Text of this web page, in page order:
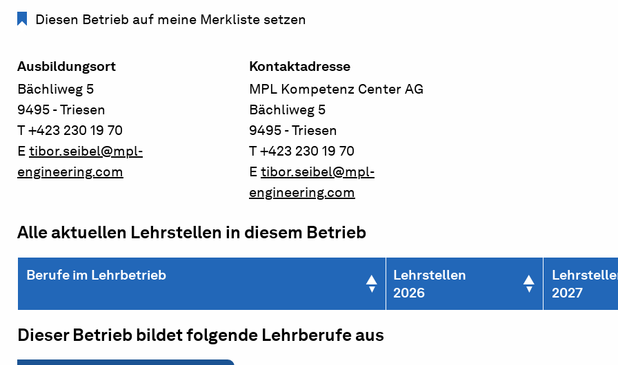
Diesen Betrieb auf meine Merkliste setzen
Ausbildungsort
Bächliweg 5
9495 - Triesen
T +423 230 19 70
E tibor.seibel@mpl-
engineering.com
Kontaktadresse
MPL Kompetenz Center AG
Bächliweg 5
9495 - Triesen
T +423 230 19 70
E tibor.seibel@mpl-
engineering.com
Alle aktuellen Lehrstellen in diesem Betrieb
Berufe im Lehrbetrieb
Lehrstellen
2026
2027
Dieser Betrieb bildet folgende Lehrberufe aus